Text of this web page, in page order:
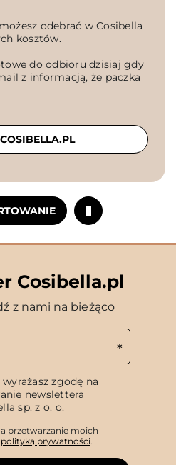
odebrać w Cosibella
kosztów.
do odbioru dzisiaj gdy
z informacją, że paczka
Cosibella.pl
z nami na bieżąco
zgodę na
newslettera
sp. z o. o.
przetwarzanie moich
polityką prywatności.